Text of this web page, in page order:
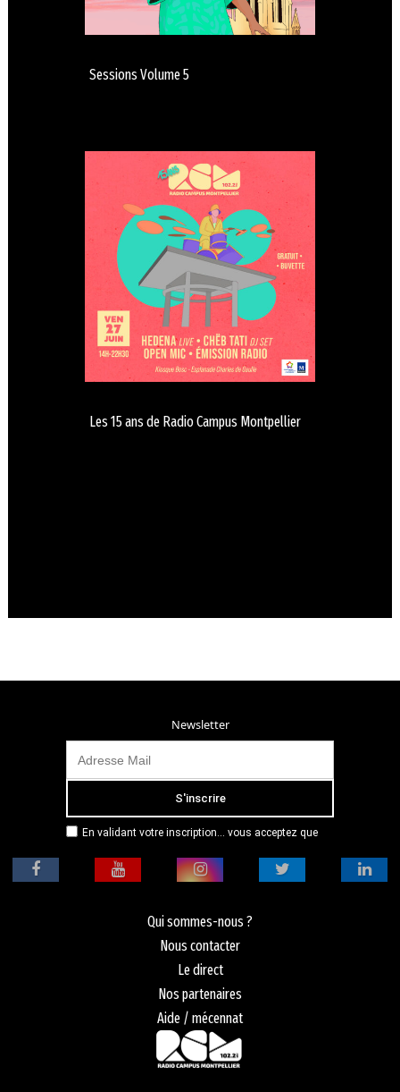
Sessions Volume 5
Les 15 ans de Radio Campus Montpellier
Newsletter
En validant votre inscription... vous acceptez que
adresse email dans le but de vous envoyer
mensuellement sa lettre d’informations. Pour plus
politique de confidentialité.
Qui sommes-nous ?
Nous contacter
Le direct
Nos partenaires
Aide / mécennat